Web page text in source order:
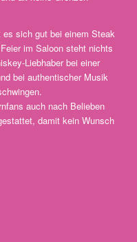
sich gut bei einem Steak
im Saloon steht nichts
Liebhaber bei einer
bei authentischer Musik
auch nach Belieben
damit kein Wunsch